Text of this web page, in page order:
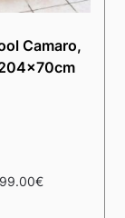
Camaro,
€